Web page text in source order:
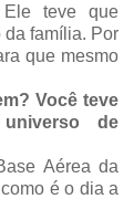
teve que
da família. Por
que mesmo
Você teve
de
Aérea da
é o dia a